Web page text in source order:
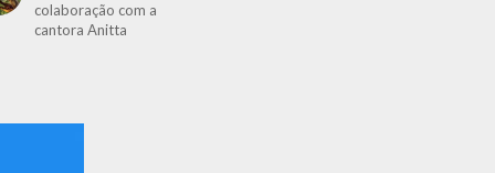
colaboração com a
cantora Anitta